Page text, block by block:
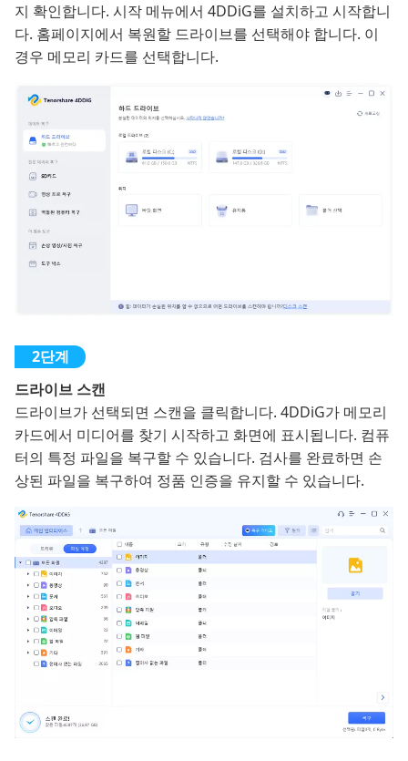
지 확인합니다. 시작 메뉴에서 4DDiG를 설치하고 시작합니
다. 홈페이지에서 복원할 드라이브를 선택해야 합니다. 이
경우 메모리 카드를 선택합니다.
드라이브 스캔
드라이브가 선택되면 스캔을 클릭합니다. 4DDiG가 메모리
카드에서 미디어를 찾기 시작하고 화면에 표시됩니다. 컴퓨
터의 특정 파일을 복구할 수 있습니다. 검사를 완료하면 손
상된 파일을 복구하여 정품 인증을 유지할 수 있습니다.